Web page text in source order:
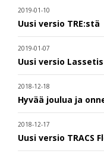
2019-01-10
Uusi versio TRE:stä
2019-01-07
Uusi versio
2018-12-18
Hyvää joulua ja
2018-12-17
Uusi versio TRACS